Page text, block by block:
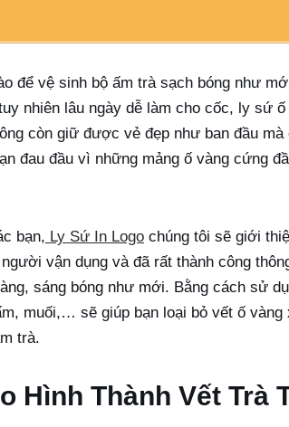
để vệ sinh bộ ấm trà sạch bóng như
nhiên lâu ngày dễ làm cho cốc, ly sứ
còn giữ được vẻ đẹp như ban đầu
đau đầu vì những mảng ố vàng cứng
bạn, Ly Sứ In Logo chúng tôi sẽ giới
vận dụng và đã rất thành công
sáng bóng như mới. Bằng cách sử
muối,… sẽ giúp bạn loại bỏ vết ố vàng
trà.
Hình Thành Vết Trà